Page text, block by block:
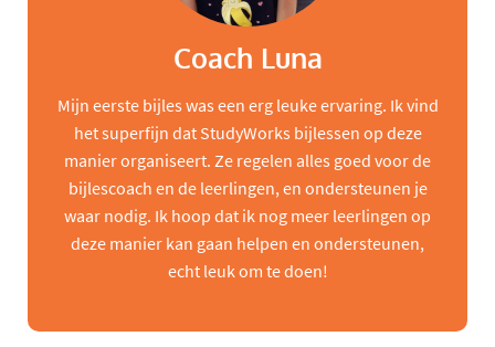
Coach Luna
Mijn eerste bijles was een erg leuke ervaring. Ik vind
het superfijn dat StudyWorks bijlessen op deze
manier organiseert. Ze regelen alles goed voor de
bijlescoach en de leerlingen, en ondersteunen je
waar nodig. Ik hoop dat ik nog meer leerlingen op
deze manier kan gaan helpen en ondersteunen,
echt leuk om te doen!